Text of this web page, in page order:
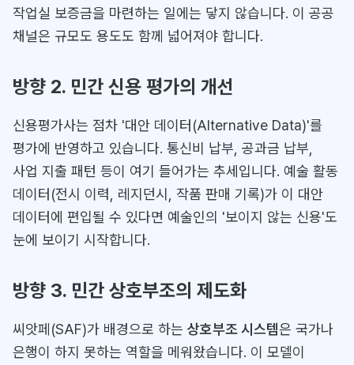
작업실 보증금을 마련하는 일에는 닿지 않습니다. 이 공공
채널은 규모도 용도도 함께 넓어져야 합니다.
방향 2. 민간 신용 평가의 개선
신용평가사는 점차 '대안 데이터(Alternative Data)'를
평가에 반영하고 있습니다. 통신비 납부, 공과금 납부,
사업 지출 패턴 등이 여기 들어가는 추세입니다. 예술 활동
데이터(전시 이력, 레지던시, 작품 판매 기록)가 이 대안
데이터에 편입될 수 있다면 예술인의 '보이지 않는 신용'도
눈에 보이기 시작합니다.
방향 3. 민간 상호부조의 제도화
씨앗페(SAF)가 배경으로 하는 상호부조 시스템은 국가나
은행이 하지 못하는 역할을 메워왔습니다. 이 모델이